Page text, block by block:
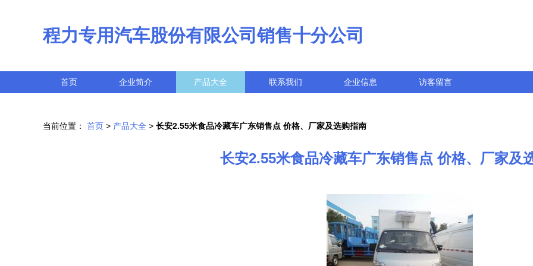
程力专用汽车股份有限公司销售十分公司
首页 企业简介 产品大全 联系我们 企业信息 访客留言
当前位置： 首页 > 产品大全 > 长安2.55米食品冷藏车广东销售点 价格、厂家及选购指南
长安2.55米食品冷藏车广东销售点 价格、厂家及